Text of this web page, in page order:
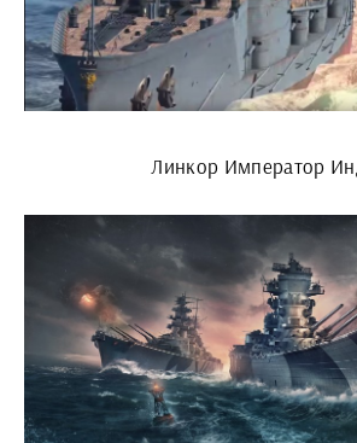
Линкор Император